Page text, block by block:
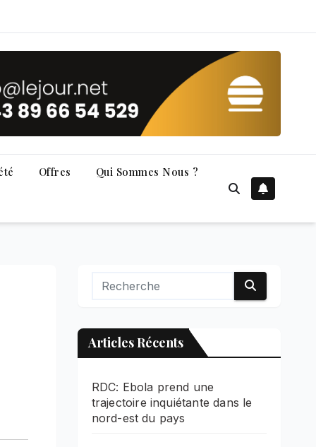
Offres Qui Sommes Nous ?
Articles Récents
RDC: Ebola prend une
trajectoire inquiétante dans le
nord-est du pays